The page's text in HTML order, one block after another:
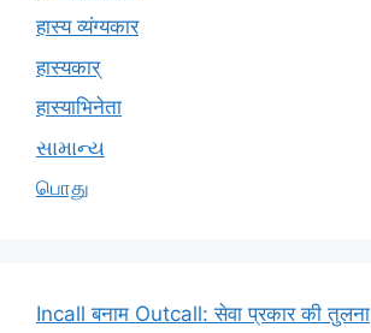
हास्य व्यंग्यकार
हास्यकार्
हास्याभिनेता
સામાન્ય
பொது
Incall बनाम Outcall: सेवा प्रकार की तुलना